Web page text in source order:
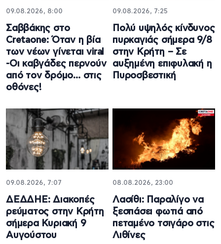
09.08.2026, 8:00
Σαββάκης στο
Cretaone: Όταν η βία
των νέων γίνεται viral
-Οι καβγάδες περνούν
από τον δρόμο… στις
οθόνες!
09.08.2026, 7:25
Πολύ υψηλός κίνδυνος
πυρκαγιάς σήμερα 9/8
στην Κρήτη – Σε
αυξημένη επιφυλακή η
Πυροσβεστική
09.08.2026, 7:07
ΔΕΔΔΗΕ: Διακοπές
ρεύματος στην Κρήτη
σήμερα Κυριακή 9
Αυγούστου
08.08.2026, 23:00
Λασίθι: Παραλίγο να
ξεσπάσει φωτιά από
πεταμένο τσιγάρο στις
Λιθίνες